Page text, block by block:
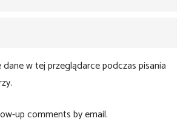
w tej przeglądarce podczas pisania
up comments by email.